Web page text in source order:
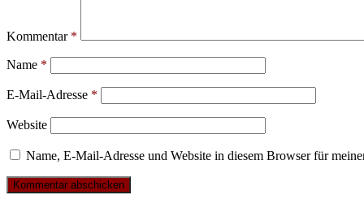
Kommentar *
Name *
E-Mail-Adresse *
Website
Name, E-Mail-Adresse und Website in diesem Browser für